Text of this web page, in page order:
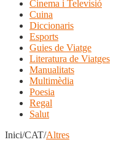
Cinema i Televisió
Cuina
Diccionaris
Esports
Guies de Viatge
Literatura de Viatges
Manualitats
Multimèdia
Poesia
Regal
Salut
Inici/CAT/Altres